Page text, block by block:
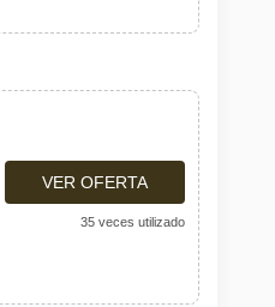
VER OFERTA
35 veces utilizado